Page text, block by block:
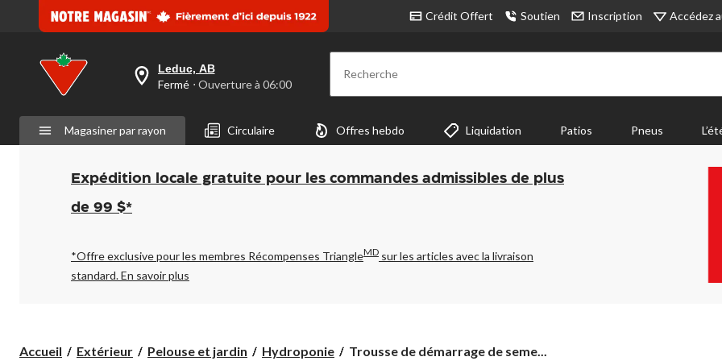
Crédit Offert Soutien Inscription Accédez
votre
est
Leduc,
AB,
Fermé,
Ouverture
à
pour
changer
Leduc, AB
Fermé ⋅ Ouverture à 06:00 Recherche
Magasiner par rayon Circulaire Offres hebdo Liquidation Patios Pneus
Expédition locale gratuite pour les commandes admissibles de plus
de 99 $*
*Offre exclusive pour les membres Récompenses TriangleMD sur les articles avec la livraison
standard.En savoir plus
Accueil Extérieur Pelouse et jardin Hydroponie
Trousse
Trousse de démarrage de seme...